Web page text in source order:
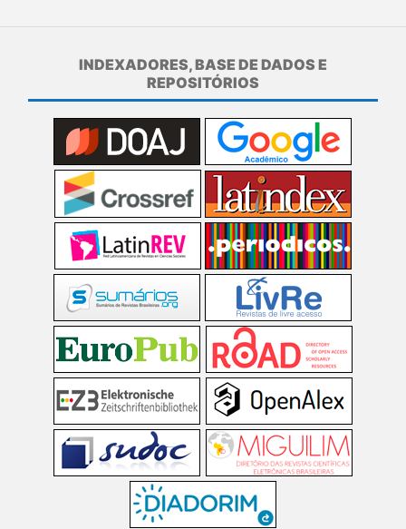
INDEXADORES, BASE DE DADOS E
REPOSITÓRIOS